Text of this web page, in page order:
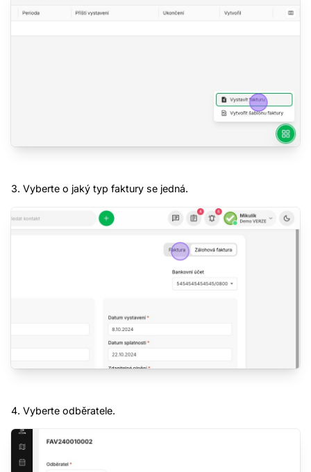
3. Vyberte o jaký typ faktury se jedná.
4. Vyberte odběratele.